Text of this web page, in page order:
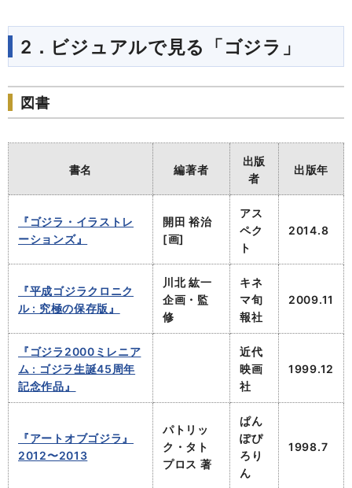
2．ビジュアルで見る「ゴジラ」
図書
書名 編著者
出版
者
出版年
『ゴジラ・イラストレ
ーションズ』
開田 裕治
[画]
アス
ペク
ト
2014.8
『平成ゴジラクロニク
ル : 究極の保存版』
川北 紘一
企画・監
修
キネ
マ旬
報社
2009.11
『ゴジラ2000ミレニア
ム : ゴジラ生誕45周年
記念作品』
近代
映画
社
1999.12
『アートオブゴジラ』
2012〜2013
パトリッ
ク・タト
プロス 著
ぱん
ぽぴ
ろり
ん
1998.7